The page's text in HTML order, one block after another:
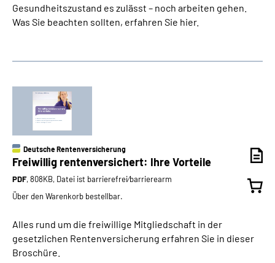
Gesundheitszustand es zulässt – noch arbeiten gehen.
Was Sie beachten sollten, erfahren Sie hier.
Deutsche Rentenversicherung
Freiwillig rentenversichert: Ihre Vorteile
PDF, 808KB, Datei ist barrierefrei⁄barrierearm
Über den Warenkorb bestellbar.
Alles rund um die freiwillige Mitgliedschaft in der
gesetzlichen Rentenversicherung erfahren Sie in dieser
Broschüre.